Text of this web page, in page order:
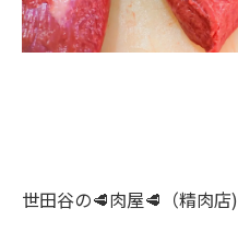
世田谷の🥩肉屋🥩（精肉店)